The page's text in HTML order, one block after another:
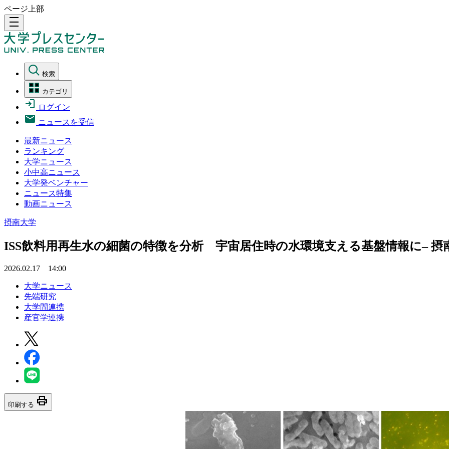
ページ上部
density_medium
検索
カテゴリ
ログイン
ニュースを受信
最新ニュース
ランキング
大学ニュース
小中高ニュース
大学発ベンチャー
ニュース特集
動画ニュース
摂南大学
ISS飲料用再生水の細菌の特徴を分析 宇宙居住時の水環境支える基盤情報に– 摂
2026.02.17 14:00
大学ニュース
先端研究
大学間連携
産官学連携
印刷する print